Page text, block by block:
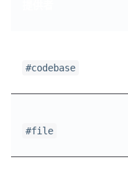
#codebase
#file